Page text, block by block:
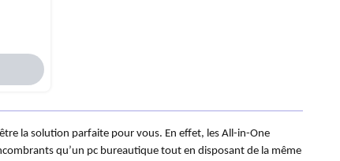
la solution parfaite pour vous. En effet, les All-in-One
qu’un pc bureautique tout en disposant de la même